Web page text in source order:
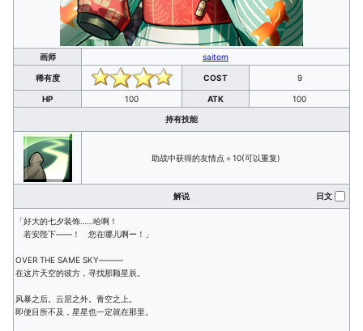
画师 saitom
稀有度 COST 9
HP 100 ATK 100
持有技能
助战中获得的友情点＋10(可以重复)
解说 日文
「好大的七夕装饰……哈啊！
若安陛下——！ 您在哪儿啊ー！」
OVER THE SAME SKY―――
在这片天空的彼方，寻找那颗星辰。
风暴之后。云层之外。青空之上。
即便目所不及，星星也一定就在那里。